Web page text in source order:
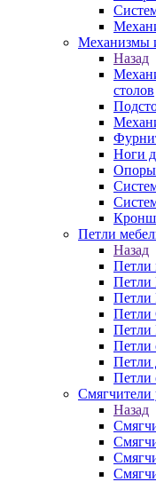
Механизмы
Назад
столов
Ноги
Опоры
Петли
Назад
Петли
Петли
Петли
Петли
Петли
Смягчители
Назад